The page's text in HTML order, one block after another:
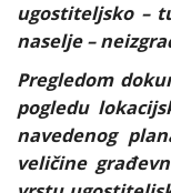
ugostiteljsko –
naselje –
Pregledom
pogledu
navedenog
veličine